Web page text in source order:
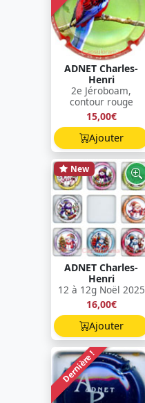
ADNET Charles-
Henri
2e Jéroboam,
contour rouge
15,00€
Ajouter
New
ADNET Charles-
Henri
12 à 12g Noël 2025
16,00€
Ajouter
Dernière !